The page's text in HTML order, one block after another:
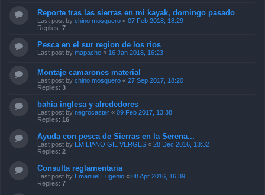
Reporte tras las sierras en mi kayak, domingo pasado
Last post by chino mosquero « 07 Feb 2018, 18:29
Replies: 7
Pesca en el sur region de los rios
Last post by mapache « 16 Jan 2018, 16:23
Montaje camarones material
Last post by chino mosquero « 27 Sep 2017, 18:20
Replies: 3
bahia inglesa y alrededores
Last post by negrocaster « 09 Feb 2017, 13:38
Replies: 16
Ayuda con pesca de Sierras en la Serena...
Last post by EMILIANO GIL VERGES « 28 Dec 2016, 13:32
Replies: 2
Consulta reglamentaria
Last post by Emanuel Eugenio « 08 Apr 2016, 16:39
Replies: 7